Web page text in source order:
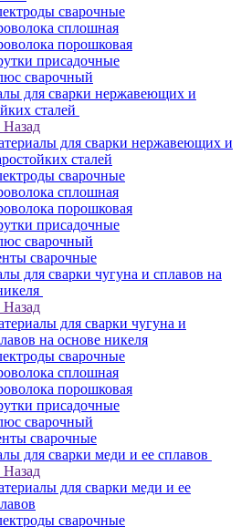
сварочные
сплошная
порошковая
присадочные
сварочный
для сварки нержавеющих и
сталей
Назад
для сварки нержавеющих и
сталей
сварочные
сплошная
порошковая
присадочные
сварочный
сварочные
для сварки чугуна и сплавов на
Назад
для сварки чугуна и
на основе никеля
сварочные
сплошная
порошковая
присадочные
сварочный
сварочные
для сварки меди и ее сплавов
Назад
для сварки меди и ее
сварочные